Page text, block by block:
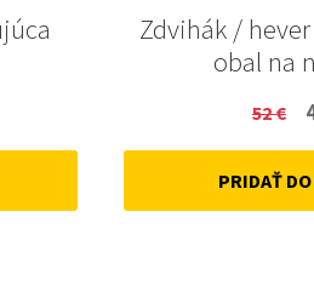
Zdvihák /
obal na
52€
PRIDAŤ